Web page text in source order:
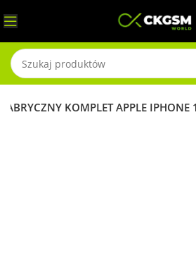
FABRYCZNY KOMPLET APPLE